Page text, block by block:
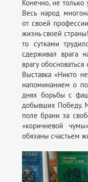
Конечно, не только
Весь народ
от своей
жизнь своей
то сутками
сдерживал врага
врагу
Выставка «Никто
напоминанием о
днях борьбы с
добывших Победу.
поле брани за
«коричневой
обязаны счастьем